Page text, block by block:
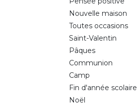
Nouvelle maison
Toutes occasions
Saint-Valentin
Pâques
Communion
Camp
Fin d'année scolaire
Noël